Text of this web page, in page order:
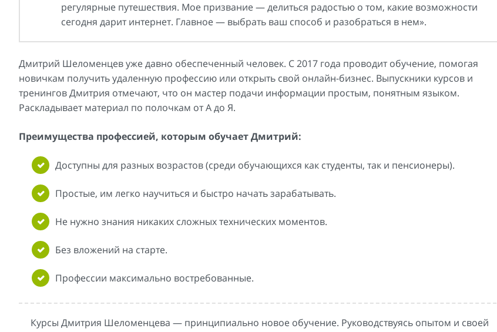
регулярные путешествия. Мое призвание — делиться радостью о том, какие возможности
сегодня дарит интернет. Главное — выбрать ваш способ и разобраться в нем».
Дмитрий Шеломенцев уже давно обеспеченный человек. С 2017 года проводит обучение, помогая
новичкам получить удаленную профессию или открыть свой онлайн-бизнес. Выпускники курсов и
тренингов Дмитрия отмечают, что он мастер подачи информации простым, понятным языком.
Раскладывает материал по полочкам от А до Я.
Преимущества профессией, которым обучает Дмитрий:
Доступны для разных возрастов (среди обучающихся как студенты, так и пенсионеры).
Простые, им легко научиться и быстро начать зарабатывать.
Не нужно знания никаких сложных технических моментов.
Без вложений на старте.
Профессии максимально востребованные.
Курсы Дмитрия Шеломенцева — принципиально новое обучение. Руководствуясь опытом и своей